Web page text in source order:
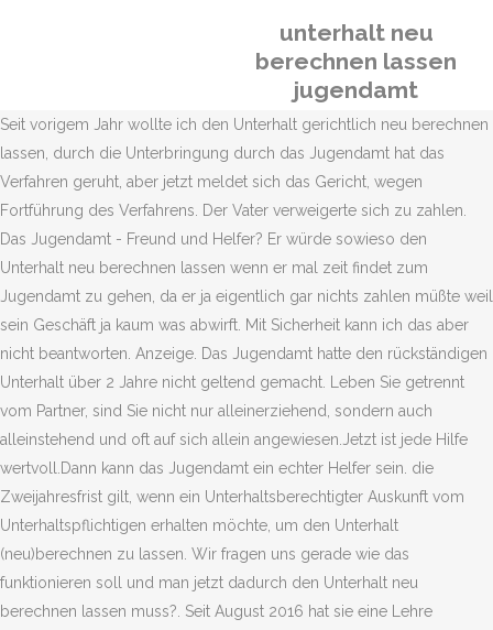
unterhalt neu
berechnen lassen
jugendamt
Seit vorigem Jahr wollte ich den Unterhalt gerichtlich neu berechnen
lassen, durch die Unterbringung durch das Jugendamt hat das
Verfahren geruht, aber jetzt meldet sich das Gericht, wegen
Fortführung des Verfahrens. Der Vater verweigerte sich zu zahlen.
Das Ju­gend­amt - Freund und Hel­fer? Er würde sowieso den
Unterhalt neu berechnen lassen wenn er mal zeit findet zum
Jugendamt zu gehen, da er ja eigentlich gar nichts zahlen müßte weil
sein Geschäft ja kaum was abwirft. Mit Sicherheit kann ich das aber
nicht beantworten. Anzeige. Das Jugendamt hatte den rückständigen
Unterhalt über 2 Jahre nicht geltend gemacht. Leben Sie getrennt
vom Partner, sind Sie nicht nur alleinerziehend, sondern auch
alleinstehend und oft auf sich allein angewiesen.Jetzt ist jede Hilfe
wertvoll.Dann kann das Jugendamt ein echter Helfer sein. die
Zweijahresfrist gilt, wenn ein Unterhaltsberechtigter Auskunft vom
Unterhaltspflichtigen erhalten möchte, um den Unterhalt
(neu)berechnen zu lassen. Wir fragen uns gerade wie das
funktionieren soll und man jetzt dadurch den Unterhalt neu
berechnen lassen muss?. Seit August 2016 hat sie eine Lehre